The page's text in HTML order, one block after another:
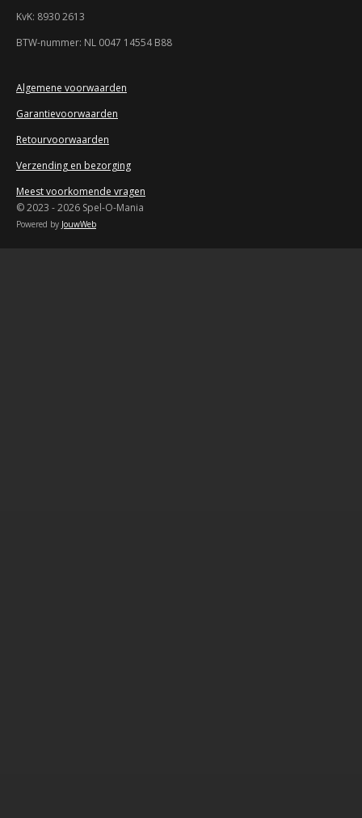
s
e
r
n
KvK: 8930 2613
BTW-nummer: NL 0047 14554 B88
Algemene voorwaarden
Garantievoorwaarden
Retourvoorwaarden
Verzending en bezorging
Meest voorkomende vragen
© 2023 - 2026 Spel-O-Mania
Powered by JouwWeb